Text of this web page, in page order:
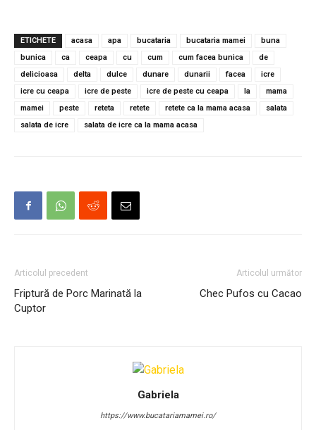
ETICHETE acasa apa bucataria bucataria mamei
buna
bunica
ca ceapa cu cum cum facea bunica
de
delicioasa
delta dulce dunare dunarii facea
icre
icre cu ceapa
icre de peste icre de peste cu ceapa la
mama
mamei
peste reteta retete retete ca la mama acasa
salata
salata de icre
salata de icre ca la mama acasa
Articolul precedent
Friptură de Porc Marinată la
Cuptor
Articolul următor
Chec Pufos cu Cacao
Gabriela
https://www.bucatariamamei.ro/